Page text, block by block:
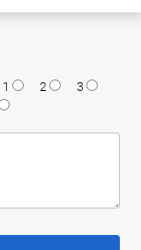
1 2
3